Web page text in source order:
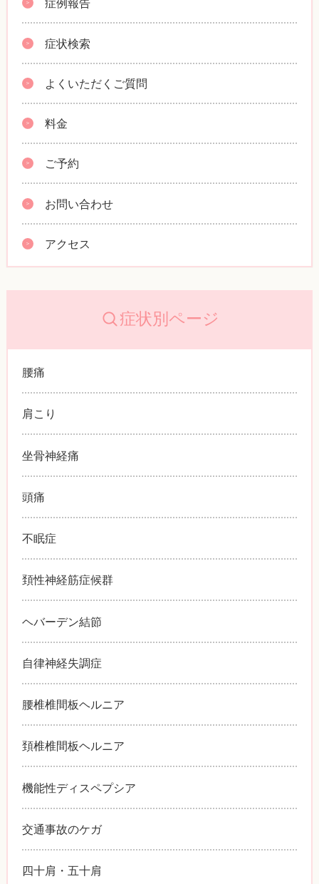
症例報告
症状検索
よくいただくご質問
料金
ご予約
お問い合わせ
アクセス
症状別ページ
腰痛
肩こり
坐骨神経痛
頭痛
不眠症
頚性神経筋症候群
ヘバーデン結節
自律神経失調症
腰椎椎間板ヘルニア
頚椎椎間板ヘルニア
機能性ディスペプシア
交通事故のケガ
四十肩・五十肩